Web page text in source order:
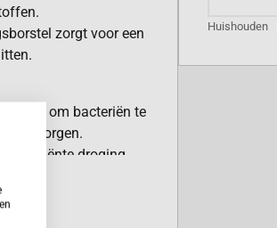
zorgt voor een
(80°C) om bacteriën te
waarborgen.
efficiënte droging
worden voorkomen.
Huishouden